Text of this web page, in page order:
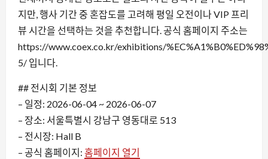
지만, 행사 기간 중 혼잡도를 고려해 평일 오전이나 VIP 프리
뷰 시간을 선택하는 것을 추천합니다. 공식 홈페이지 주소는
https://www.coex.co.kr/exhibitions/
5/ 입니다.
## 전시회 기본 정보
– 일정: 2026-06-04 ~ 2026-06-07
– 장소: 서울특별시 강남구 영동대로 513
– 전시장: Hall B
– 공식 홈페이지: 홈페이지 열기